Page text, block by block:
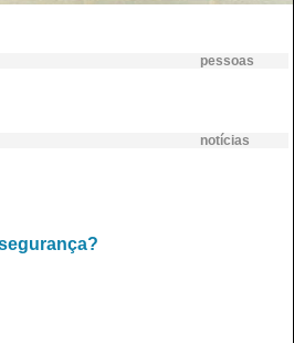
pessoas
notícias